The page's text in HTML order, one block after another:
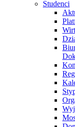
Studenci